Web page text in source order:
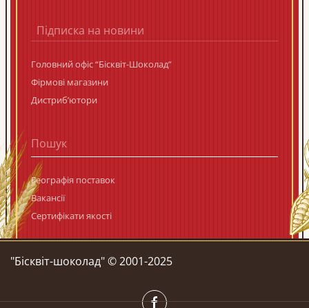
Підписка на новини
Головний офіс “Бісквіт-Шоколад”
Фірмові магазини
Дистриб’ютори
Географія поставок
Вакансії
Сертифікати якості
"Бiсквiт-шоколад" © 2001-2025